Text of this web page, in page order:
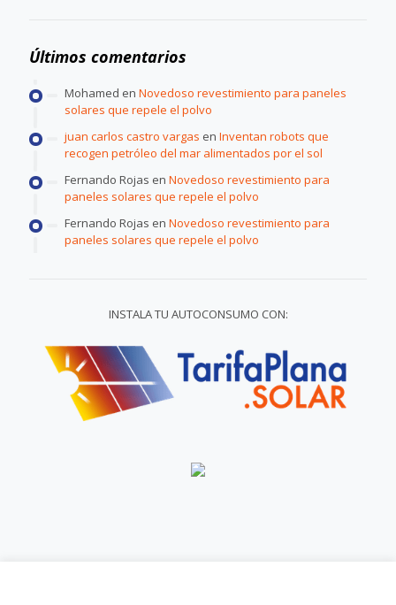
Últimos comentarios
Mohamed en Novedoso revestimiento para paneles
solares que repele el polvo
juan carlos castro vargas en Inventan robots que
recogen petróleo del mar alimentados por el sol
Fernando Rojas en Novedoso revestimiento para
paneles solares que repele el polvo
Fernando Rojas en Novedoso revestimiento para
paneles solares que repele el polvo
INSTALA TU AUTOCONSUMO CON: